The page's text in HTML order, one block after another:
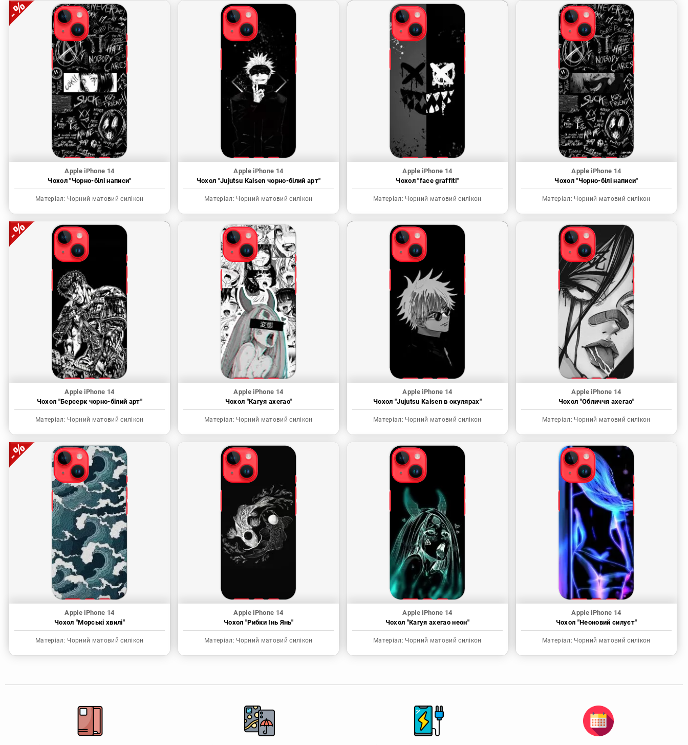
Apple iPhone 14
Чохол "Чорно-білі написи"
Матеріал: Чорний матовий силікон
Apple iPhone 14
Чохол "Jujutsu Kaisen чорно-білий арт"
Матеріал: Чорний матовий силікон
Apple iPhone 14
Чохол "face graffiti"
Матеріал: Чорний матовий силікон
Apple iPhone 14
Чохол "Чорно-білі написи"
Матеріал: Чорний матовий силікон
Apple iPhone 14
Чохол "Берсерк чорно-білий арт"
Матеріал: Чорний матовий силікон
Apple iPhone 14
Чохол "Кагуя ахегао"
Матеріал: Чорний матовий силікон
Apple iPhone 14
Чохол "Jujutsu Kaisen в окулярах"
Матеріал: Чорний матовий силікон
Apple iPhone 14
Чохол "Обличчя ахегао"
Матеріал: Чорний матовий силікон
Apple iPhone 14
Чохол "Морські хвилі"
Матеріал: Чорний матовий силікон
Apple iPhone 14
Чохол "Рибки Інь Янь"
Матеріал: Чорний матовий силікон
Apple iPhone 14
Чохол "Кагуя ахегао неон"
Матеріал: Чорний матовий силікон
Apple iPhone 14
Чохол "Неоновий силуєт"
Матеріал: Чорний матовий силікон